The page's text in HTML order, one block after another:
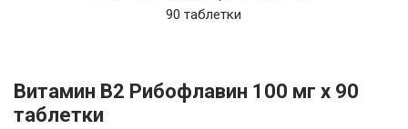
Витамин B2 Рибофлавин 100 мг x 90
таблетки